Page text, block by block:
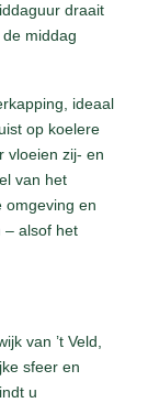
draait
middag
ideaal
op koelere
vloeien zij- en
van het
omgeving en
– alsof het
van ’t Veld,
sfeer en
u